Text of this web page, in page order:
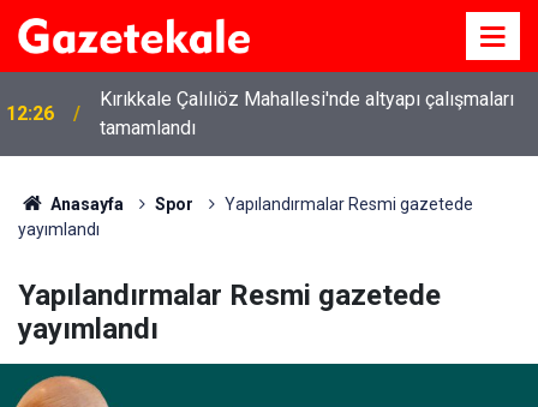
12:26
Kırıkkale Çalılıöz Mahallesi'nde altyapı çalışmaları
tamamlandı
Anasayfa Spor
Yapılandırmalar Resmi gazetede
yayımlandı
Yapılandırmalar Resmi gazetede
yayımlandı